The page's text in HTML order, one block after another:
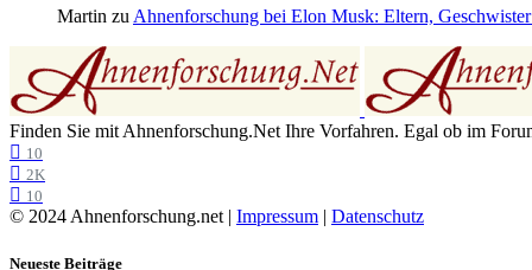
Martin zu Ahnenforschung bei Elon Musk: Eltern,
Finden Sie mit Ahnenforschung.Net Ihre Vorfahren. Egal ob im
10
2K
10
© 2024 Ahnenforschung.net | Impressum | Datenschutz
Neueste Beiträge